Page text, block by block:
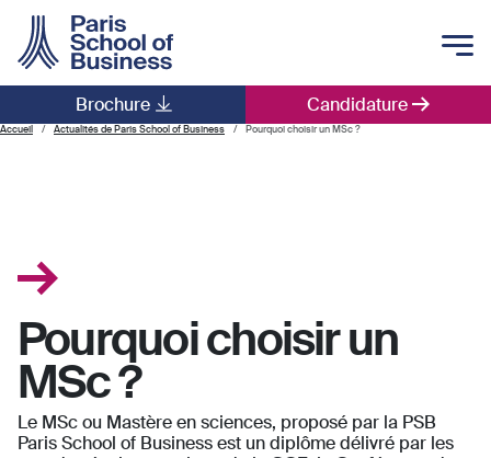
Candidature
Brochure
Main navigation
Accueil Actualités de Paris School of Business Pourquoi choisir un MSc ?
Pourquoi choisir un
MSc ?
Le MSc ou Mastère en sciences, proposé par la PSB
Paris School of Business est un diplôme délivré par les